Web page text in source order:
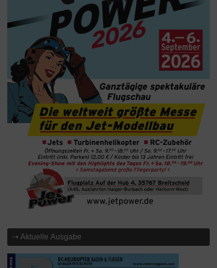
⇢ Aktuelle Ausgabe